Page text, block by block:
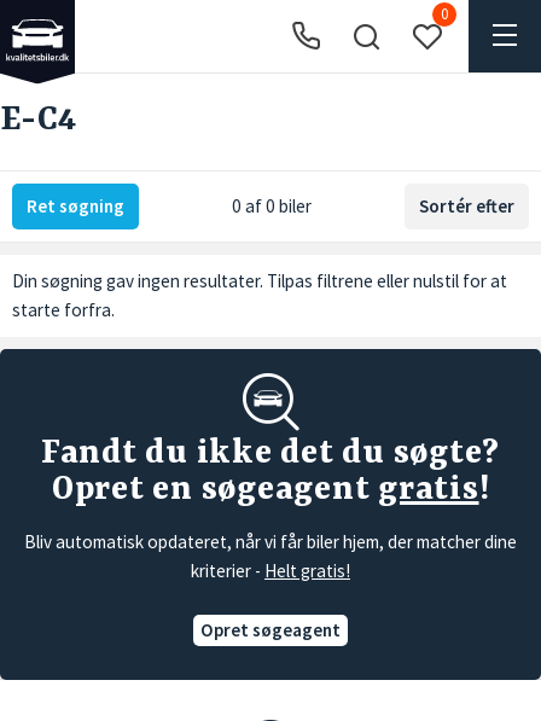
0
E-C4
Ret søgning 0 af 0 biler Sortér efter
Din søgning gav ingen resultater. Tilpas filtrene ellernulstil for at
starte forfra.
Fandt du ikke det du søgte?
Opret en søgeagent gratis!
Bliv automatisk opdateret, når vi får biler hjem, der matcher dine
kriterier - Helt gratis!
Opret søgeagent